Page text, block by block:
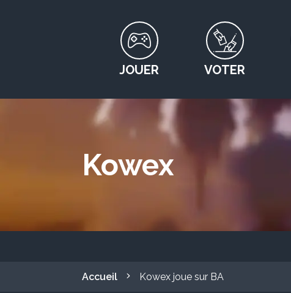
JOUER VOTER
Kowex
Accueil Kowex joue sur BA